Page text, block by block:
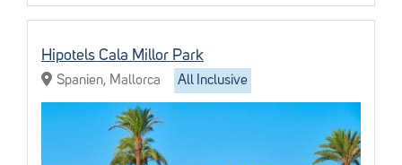
Hipotels Cala Millor Park
Spanien, Mallorca All Inclusive